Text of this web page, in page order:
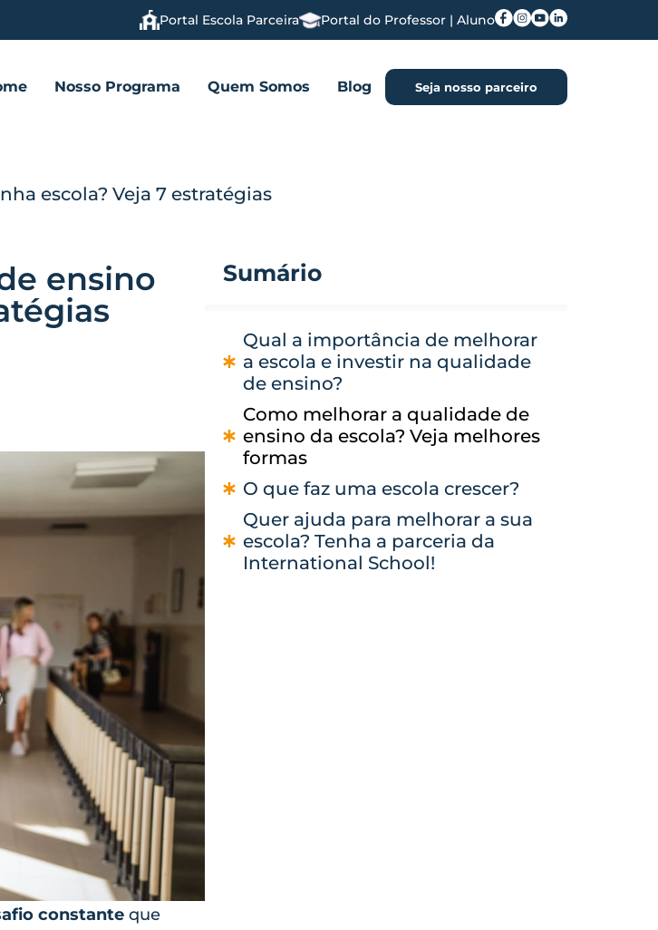
Portal Escola Parceira Portal do Professor | Aluno
Nosso Programa Quem Somos Blog Seja nosso parceiro
escola? Veja 7 estratégias
ensino
constante que
Sumário
Qual a importância de melhorar
a escola e investir na qualidade
de ensino?
Como melhorar a qualidade de
ensino da escola? Veja melhores
formas
O que faz uma escola crescer?
Quer ajuda para melhorar a sua
escola? Tenha a parceria da
International School!